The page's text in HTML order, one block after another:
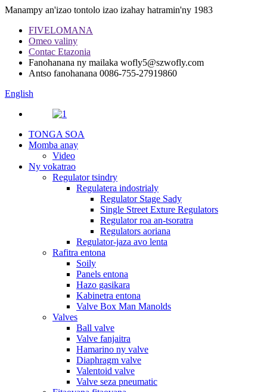
Manampy an'izao tontolo izao izahay hatramin'ny 1983
FIVELOMANA
Omeo valiny
Contac Etazonia
Fanohanana ny mailaka wofly5@szwofly.com
Antso fanohanana 0086-755-27919860
English
TONGA SOA
Momba anay
Video
Ny vokatrao
Regulator tsindry
Regulatera indostrialy
Regulator Stage Sady
Single Street Exture Regulators
Regulator roa an-tsoratra
Regulators aoriana
Regulator-jaza avo lenta
Rafitra entona
Soily
Panels entona
Hazo gasikara
Kabinetra entona
Valve Box Man Manolds
Valves
Ball valve
Valve fanjaitra
Hamarino ny valve
Diaphragm valve
Valentoid valve
Valve seza pneumatic